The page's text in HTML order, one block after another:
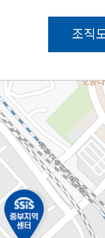
조직